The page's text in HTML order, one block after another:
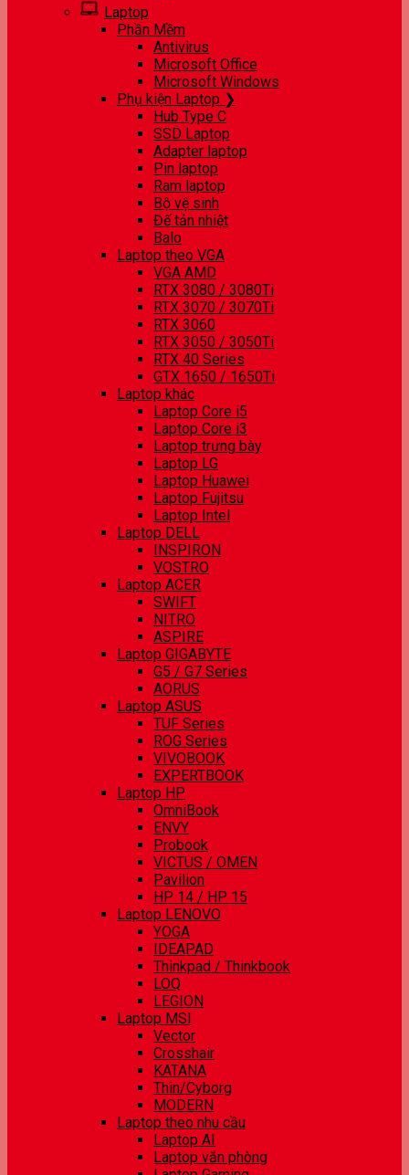
Laptop
Phần Mềm
Antivirus
Microsoft Office
Microsoft Windows
Phụ kiện Laptop ❯
Hub Type C
SSD Laptop
Adapter laptop
Pin laptop
Ram laptop
Bộ vệ sinh
Đế tản nhiệt
Balo
Laptop theo VGA
VGA AMD
RTX 3080 / 3080Ti
RTX 3070 / 3070Ti
RTX 3060
RTX 3050 / 3050Ti
RTX 40 Series
GTX 1650 / 1650Ti
Laptop khác
Laptop Core i5
Laptop Core i3
Laptop trưng bày
Laptop LG
Laptop Huawei
Laptop Fujitsu
Laptop Intel
Laptop DELL
INSPIRON
VOSTRO
Laptop ACER
SWIFT
NITRO
ASPIRE
Laptop GIGABYTE
G5 / G7 Series
AORUS
Laptop ASUS
TUF Series
ROG Series
VIVOBOOK
EXPERTBOOK
Laptop HP
OmniBook
ENVY
Probook
VICTUS / OMEN
Pavilion
HP 14 / HP 15
Laptop LENOVO
YOGA
IDEAPAD
Thinkpad / Thinkbook
LOQ
LEGION
Laptop MSI
Vector
Crosshair
KATANA
Thin/Cyborg
MODERN
Laptop theo nhu cầu
Laptop AI
Laptop văn phòng